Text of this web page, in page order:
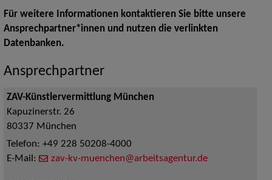
Für weitere Informationen kontaktieren Sie bitte unsere
Ansprechpartner*innen und nutzen die verlinkten
Datenbanken.
Ansprechpartner
ZAV-Künstlervermittlung München
Kapuzinerstr. 26
80337 München
Telefon: +49 228 50208-4000
E-Mail:
zav-kv-muenchen@arbeitsagentur.de